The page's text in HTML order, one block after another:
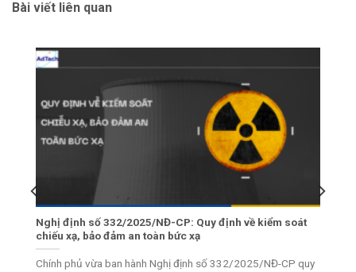
Bài viết liên quan
Nghị định số 332/2025/NĐ-CP: Quy định về kiểm soát
chiếu xạ, bảo đảm an toàn bức xạ
Chính phủ vừa ban hành Nghị định số 332/2025/NĐ-CP quy